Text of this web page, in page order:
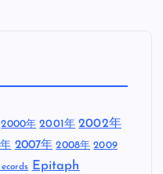
2000年 2001年 2002年
2007年 2008年 2009
Epitaph